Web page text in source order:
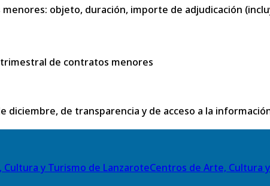
objeto, duración, importe de adjudicación
de contratos menores
diciembre, de transparencia y de acceso a la
Centros de Arte, Cultura